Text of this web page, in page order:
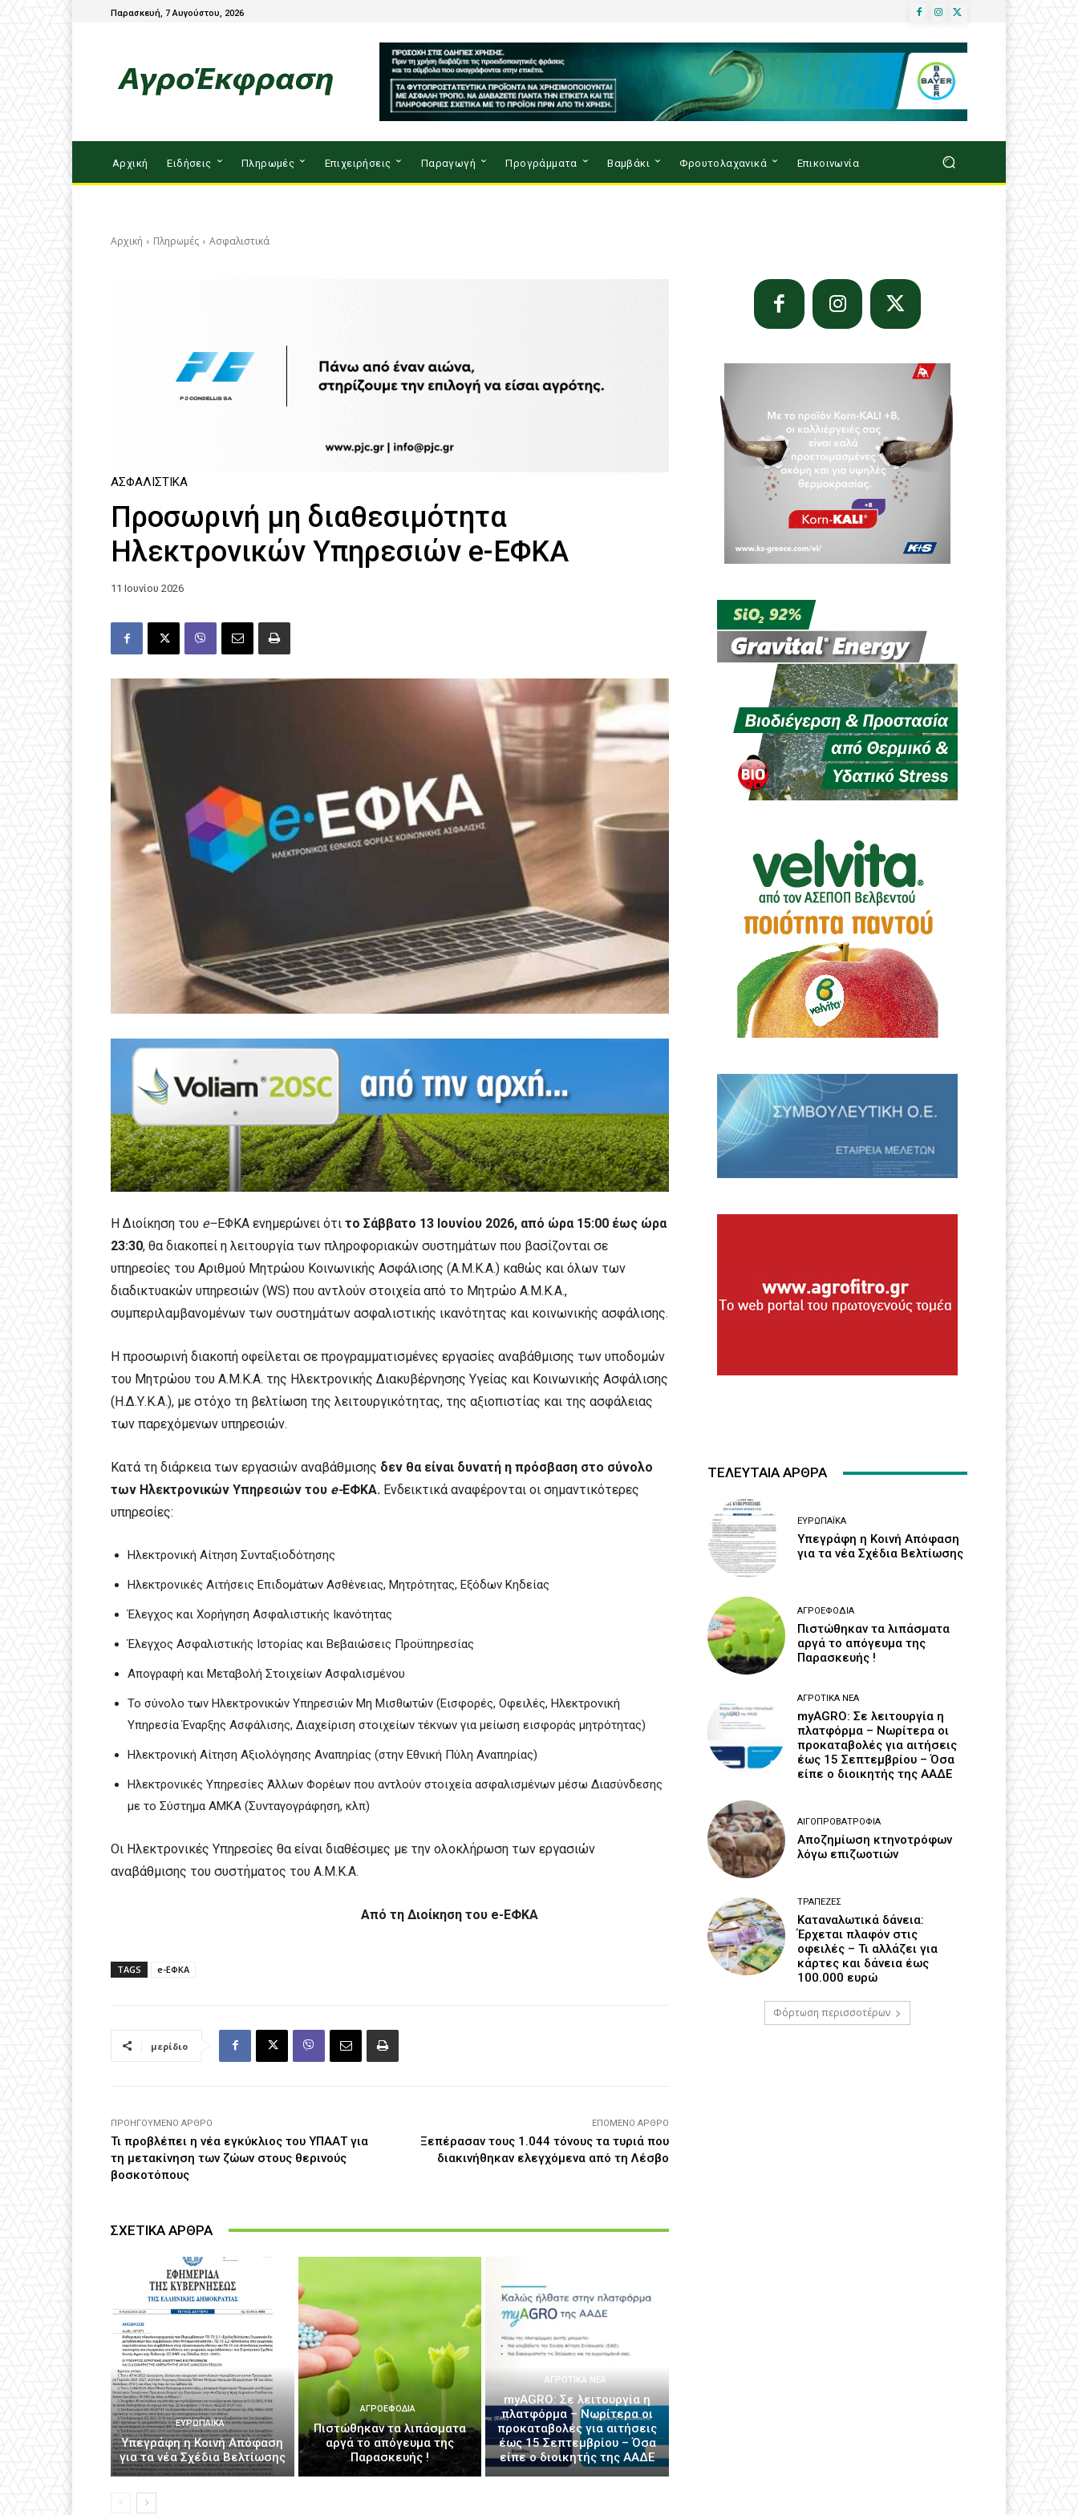
Παρασκευή, 7 Αυγούστου, 2026
Αρχική Ειδήσεις Πληρωμές Επιχειρήσεις Παραγωγή Προγράμματα Βαμβάκι Φρουτολαχανικά Επικοινωνία
Αρχική Πληρωμές Ασφαλιστικά
ΑΣΦΑΛΙΣΤΙΚΆ
Προσωρινή μη διαθεσιμότητα
Ηλεκτρονικών Υπηρεσιών e-ΕΦΚΑ
11 Ιουνίου 2026
Η Διοίκηση του e–ΕΦΚΑ ενημερώνει ότι το Σάββατο 13 Ιουνίου 2026, από ώρα 15:00 έως ώρα
23:30, θα διακοπεί η λειτουργία των πληροφοριακών συστημάτων που βασίζονται σε
υπηρεσίες του Αριθμού Μητρώου Κοινωνικής Ασφάλισης (Α.Μ.Κ.Α.) καθώς και όλων των
διαδικτυακών υπηρεσιών (WS) που αντλούν στοιχεία από το Μητρώο Α.Μ.Κ.Α.,
συμπεριλαμβανομένων των συστημάτων ασφαλιστικής ικανότητας και κοινωνικής ασφάλισης.
Η προσωρινή διακοπή οφείλεται σε προγραμματισμένες εργασίες αναβάθμισης των υποδομών
του Μητρώου του Α.Μ.Κ.Α. της Ηλεκτρονικής Διακυβέρνησης Υγείας και Κοινωνικής Ασφάλισης
(Η.Δ.Υ.Κ.Α.), με στόχο τη βελτίωση της λειτουργικότητας, της αξιοπιστίας και της ασφάλειας
των παρεχόμενων υπηρεσιών.
Κατά τη διάρκεια των εργασιών αναβάθμισης δεν θα είναι δυνατή η πρόσβαση στο σύνολο
των Ηλεκτρονικών Υπηρεσιών του e-ΕΦΚΑ. Ενδεικτικά αναφέρονται οι σημαντικότερες
υπηρεσίες:
Ηλεκτρονική Αίτηση Συνταξιοδότησης
Ηλεκτρονικές Αιτήσεις Επιδομάτων Ασθένειας, Μητρότητας, Εξόδων Κηδείας
Έλεγχος και Χορήγηση Ασφαλιστικής Ικανότητας
Έλεγχος Ασφαλιστικής Ιστορίας και Βεβαιώσεις Προϋπηρεσίας
Απογραφή και Μεταβολή Στοιχείων Ασφαλισμένου
Το σύνολο των Ηλεκτρονικών Υπηρεσιών Μη Μισθωτών (Εισφορές, Οφειλές, Ηλεκτρονική
Υπηρεσία Έναρξης Ασφάλισης, Διαχείριση στοιχείων τέκνων για μείωση εισφοράς μητρότητας)
Ηλεκτρονική Αίτηση Αξιολόγησης Αναπηρίας (στην Εθνική Πύλη Αναπηρίας)
Ηλεκτρονικές Υπηρεσίες Άλλων Φορέων που αντλούν στοιχεία ασφαλισμένων μέσω Διασύνδεσης
με το Σύστημα ΑΜΚΑ (Συνταγογράφηση, κλπ)
Οι Ηλεκτρονικές Υπηρεσίες θα είναι διαθέσιμες με την ολοκλήρωση των εργασιών
αναβάθμισης του συστήματος του Α.Μ.Κ.Α.
Από τη Διοίκηση του e-ΕΦΚΑ
TAGS e-ΕΦΚΑ
μερίδιο
ΠΡΟΗΓΟΎΜΕΝΟ ΆΡΘΡΟ
Τι προβλέπει η νέα εγκύκλιος του ΥΠΑΑΤ για
τη μετακίνηση των ζώων στους θερινούς
βοσκοτόπους
ΕΠΌΜΕΝΟ ΆΡΘΡΟ
Ξεπέρασαν τους 1.044 τόνους τα τυριά που
διακινήθηκαν ελεγχόμενα από τη Λέσβο
ΣΧΕΤΙΚΑ ΑΡΘΡΑ
ΕΥΡΩΠΑΪΚΆ
Υπεγράφη η Κοινή Απόφαση
για τα νέα Σχέδια Βελτίωσης
ΑΓΡΟΕΦΌΔΙΑ
Πιστώθηκαν τα λιπάσματα
αργά το απόγευμα της
Παρασκευής !
ΑΓΡΟΤΙΚΆ ΝΈΑ
myAGRO: Σε λειτουργία η
πλατφόρμα – Νωρίτερα οι
προκαταβολές για αιτήσεις
έως 15 Σεπτεμβρίου – Όσα
είπε ο διοικητής της ΑΑΔΕ
ΤΕΛΕΥΤΑΙΑ ΑΡΘΡΑ
ΕΥΡΩΠΑΪΚΆ
Υπεγράφη η Κοινή Απόφαση
για τα νέα Σχέδια Βελτίωσης
ΑΓΡΟΕΦΌΔΙΑ
Πιστώθηκαν τα λιπάσματα
αργά το απόγευμα της
Παρασκευής !
ΑΓΡΟΤΙΚΆ ΝΈΑ
myAGRO: Σε λειτουργία η
πλατφόρμα – Νωρίτερα οι
προκαταβολές για αιτήσεις
έως 15 Σεπτεμβρίου – Όσα
είπε ο διοικητής της ΑΑΔΕ
ΑΙΓΟΠΡΟΒΑΤΡΟΦΊΑ
Αποζημίωση κτηνοτρόφων
λόγω επιζωοτιών
ΤΡΆΠΕΖΕΣ
Καταναλωτικά δάνεια:
Έρχεται πλαφόν στις
οφειλές – Τι αλλάζει για
κάρτες και δάνεια έως
100.000 ευρώ
Φόρτωση περισσοτέρων